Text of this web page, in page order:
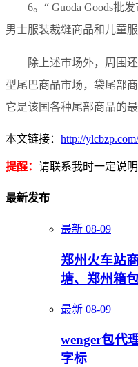
6。“ Guoda Goods批
男士服装裁缝商品和儿童服
除上述市场外，周围
型尾巴商品市场，袋尾部
它是该国各种尾部商品的最
本文链接： http://
提醒： 请联系我时一定说
最新发布
最新 08-09
郑州火车站
塘、郑州箱
最新 08-09
wenger包代
字标